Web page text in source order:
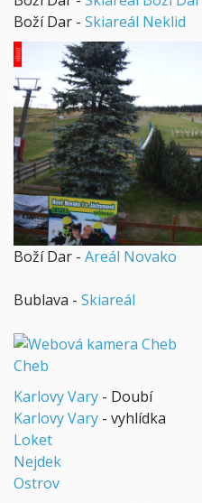
Boží Dar - Skiareál Neklid
Boží Dar - Areál Novako
Bublava - Skiareál
Cheb
Karlovy Vary - Doubí
Karlovy Vary - vyhlídka
Loket
Nejdek
Ostrov